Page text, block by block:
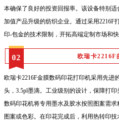
本确保了良好的投资回报率。该设备特别
加值产品升级的纺织企业。通过采用2216F
印-包金的技术限制，开拓高端定制市场和快
02 欧瑞卡2216F
欧瑞卡2216F金膜数码印花打印机采用先进
头，3.5pl墨滴。工业级别的设计，保障打
数码印花机将专用墨水及胶水按照图案需
图案或色彩。在印花完成后，利用热转印